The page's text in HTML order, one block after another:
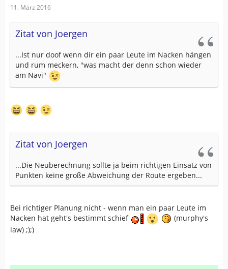
11. März 2016
Zitat von Joergen
...Ist nur doof wenn dir ein paar Leute im Nacken hängen
und rum meckern, "was macht der denn schon wieder
am Navi"
Zitat von Joergen
...Die Neuberechnung sollte ja beim richtigen Einsatz von
Punkten keine große Abweichung der Route ergeben...
Bei richtiger Planung nicht - wenn man ein paar Leute im
Nacken hat geht's bestimmt schief
(murphy's
law) ;);)